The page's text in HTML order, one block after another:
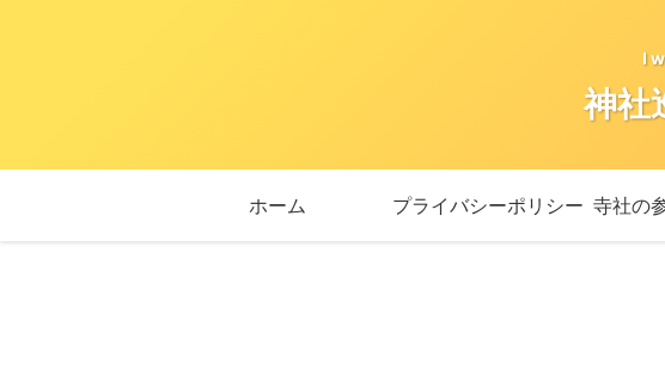
I
神社
ホーム プライバシーポリシー